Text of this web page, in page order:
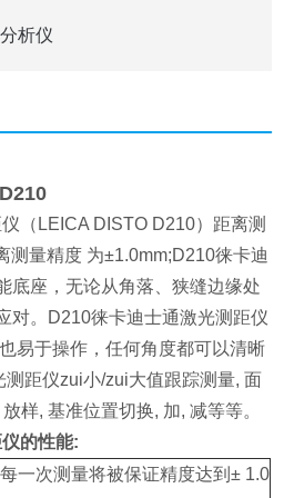
析仪
（LEICA DISTO D210）距离测
测量精度 为±1.0mm;D210徕卡迪
底座，无论从角落、狭缝边缘处
对。D210徕卡迪士通激光测距仪
易于操作，任何角度都可以清晰
距仪zui小/zui大值跟踪测量, 面
样, 基准位置切换, 加, 减等等。
的性能:
一次测量将被保证精度达到± 1.0